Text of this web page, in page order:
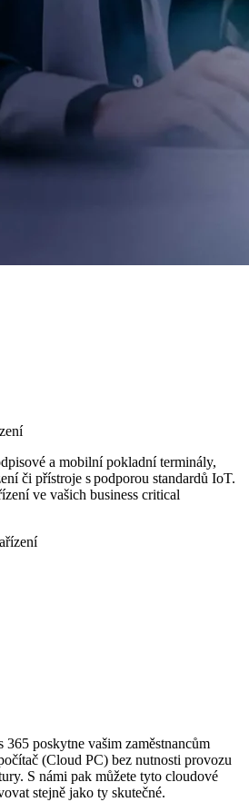
a mobilní pokladní terminály,
či přístroje s podporou standardů IoT.
ve vašich business critical
poskytne vašim zaměstnancům
(Cloud PC) bez nutnosti provozu
S námi pak můžete tyto cloudové
stejně jako ty skutečné.